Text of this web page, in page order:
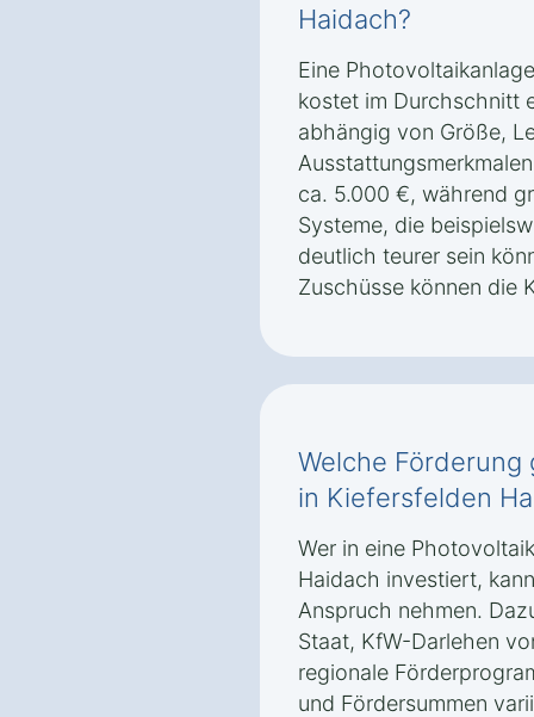
Haidach?
Eine
kostet im Durchschnitt
abhängig von Größe,
ca. 5.000 €, während
Systeme, die
deutlich teurer sein
Zuschüsse können die
Welche Förderung
in Kiefersfelden
Wer in eine
Haidach investiert,
Anspruch nehmen.
Staat, KfW-Darlehen
regionale
und Fördersummen